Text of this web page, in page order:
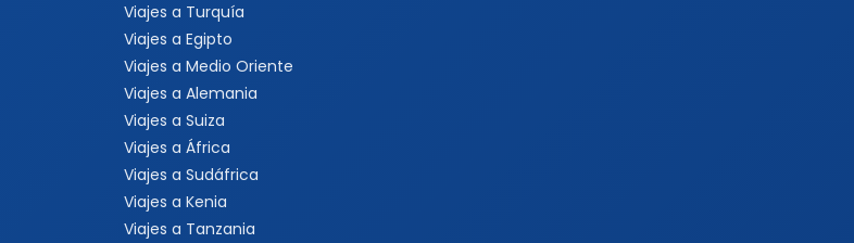
Viajes a Turquía
Viajes a Egipto
Viajes a Medio Oriente
Viajes a Alemania
Viajes a Suiza
Viajes a África
Viajes a Sudáfrica
Viajes a Kenia
Viajes a Tanzania